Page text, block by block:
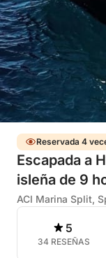
Reservada 4
Escapada a
isleña de 9
ACI Marina Split,
5
34 RESEÑAS